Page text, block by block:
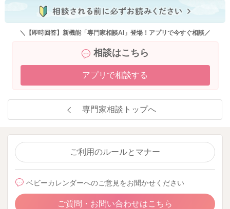
＼【即時回答】新機能「専門家相談AI」登場！アプリで今すぐ相談／
相談はこちら
アプリで相談する
専門家相談トップへ
ご利用のルールとマナー
ベビーカレンダーへのご意見をお聞かせください
ご質問・お問い合わせはこちら